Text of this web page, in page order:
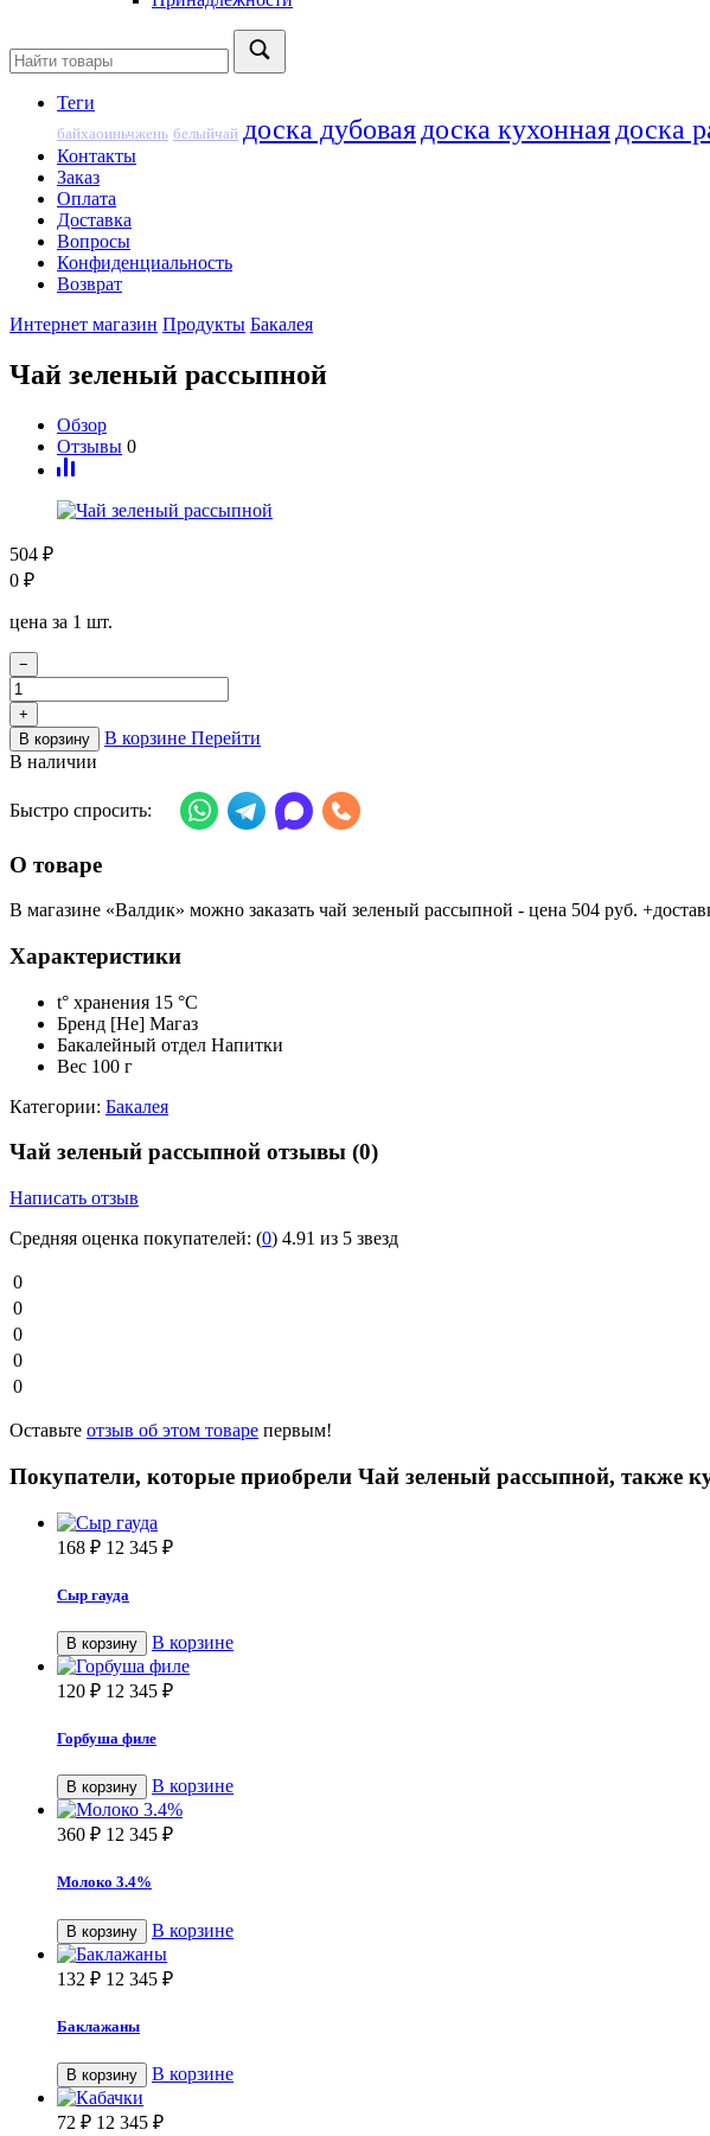
Теги
байхаоиньчжень белыйчай доска дубовая доска кухонная доска
Контакты
Заказ
Оплата
Доставка
Вопросы
Конфиденциальность
Возврат
Интернет магазин Продукты Бакалея
Чай зеленый рассыпной
Обзор
Отзывы 0
504 ₽
0 ₽
цена за 1 шт.
−
+
В корзину
В корзине Перейти
В наличии
Быстро спросить:
О товаре
В магазине «Валдик» можно заказать чай зеленый рассыпной - цена 504 руб.
Характеристики
t° хранения 15 °C
Бренд [Не] Магаз
Бакалейный отдел Напитки
Вес 100 г
Категории: Бакалея
Чай зеленый рассыпной отзывы (0)
Написать отзыв
Средняя оценка покупателей: (0) 4.91 из 5 звезд
0
0
0
0
0
Оставьте отзыв об этом товаре первым!
Покупатели, которые приобрели Чай зеленый рассыпной, также
168 ₽ 12 345 ₽
Сыр гауда
В корзину В корзине
120 ₽ 12 345 ₽
Горбуша филе
В корзину В корзине
360 ₽ 12 345 ₽
Молоко 3.4%
В корзину В корзине
132 ₽ 12 345 ₽
Баклажаны
В корзину В корзине
72 ₽ 12 345 ₽